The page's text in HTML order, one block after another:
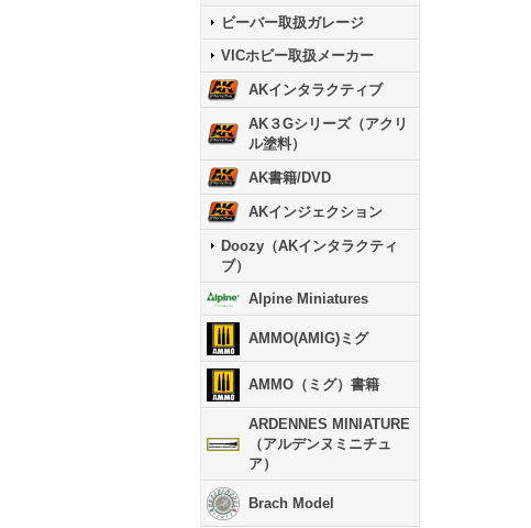
ビーバー取扱ガレージ
VICホビー取扱メーカー
AKインタラクティブ
AK３Gシリーズ（アクリ
ル塗料）
AK書籍/DVD
AKインジェクション
Doozy（AKインタラクティ
ブ）
Alpine Miniatures
AMMO(AMIG)ミグ
AMMO（ミグ）書籍
ARDENNES MINIATURE
（アルデンヌミニチュ
ア）
Brach Model